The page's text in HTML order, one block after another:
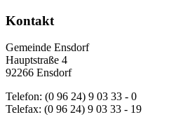
Kontakt
Gemeinde Ensdorf
Hauptstraße 4
92266 Ensdorf
Telefon: (0 96 24) 9 03 33 - 0
Telefax: (0 96 24) 9 03 33 - 19